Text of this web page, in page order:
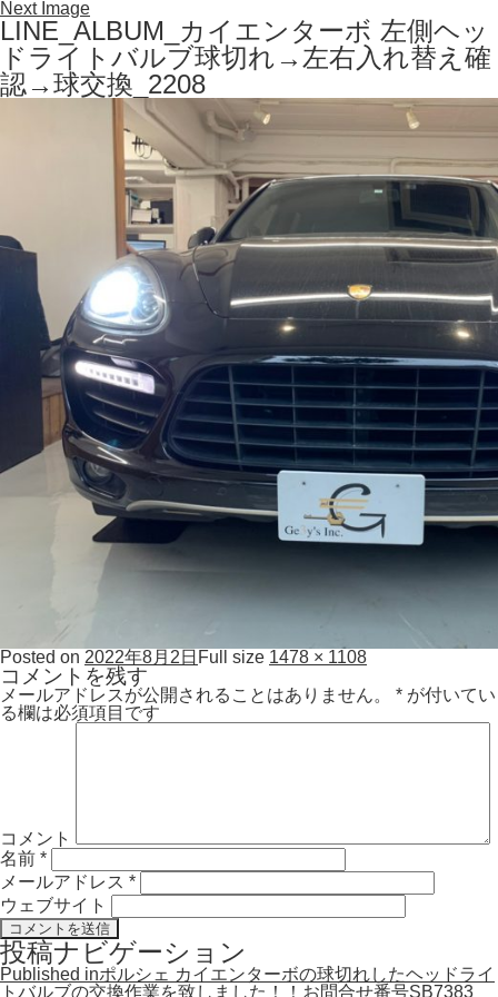
Next Image
LINE_ALBUM_カイエンターボ 左側ヘッ
ドライトバルブ球切れ→左右入れ替え確
認→球交換_2208
Posted on 2022年8月2日 Full size 1478 × 1108
コメントを残す
メールアドレスが公開されることはありません。 * が付いてい
る欄は必須項目です
コメント
名前 *
メールアドレス *
ウェブサイト
投稿ナビゲーション
Published inポルシェ カイエンターボの球切れしたヘッドライ
トバルブの交換作業を致しました！！お問合せ番号SB7383